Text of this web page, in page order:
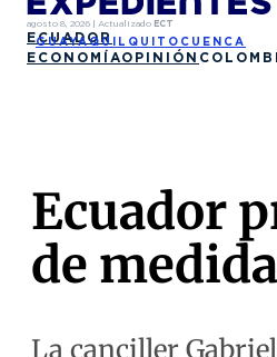
agosto 8, 2026 | Actualizado ECT
ECUADOR
GUAYAQUIL QUITO CUENCA
ECONOMÍAOPINIÓN
Ecuador
de
La canciller